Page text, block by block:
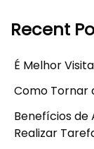
Recent
É Melhor
Como Tornar
Benefícios de
Realizar